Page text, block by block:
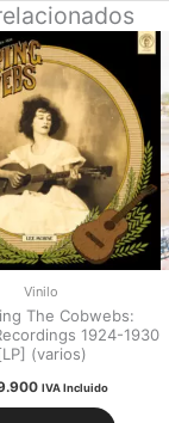
Vinilo
The Cobwebs:
1924-1930
(varios)
IVA Incluido